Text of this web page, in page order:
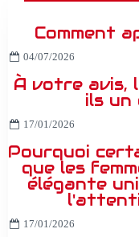
Comment
04/07/2026
À votre avis,
ils un
17/01/2026
Pourquoi
que les
élégante
17/01/2026